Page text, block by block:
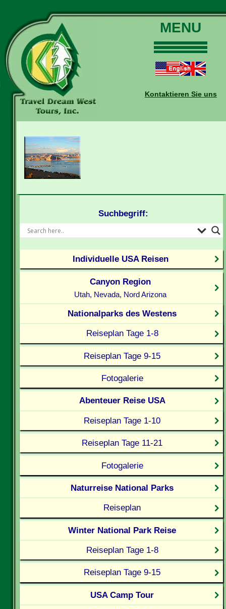
MENU
Touren
Daten und Preise
Buchungen
Kontaktieren Sie uns
Suchbegriff:
Individuelle USA Reisen
Canyon Region
Utah, Nevada, Nord Arizona
Nationalparks des Westens
Reiseplan Tage 1-8
Reiseplan Tage 9-15
Fotogalerie
Abenteuer Reise USA
Reiseplan Tage 1-10
Reiseplan Tage 11-21
Fotogalerie
Naturreise National Parks
Reiseplan
Winter National Park Reise
Reiseplan Tage 1-8
Reiseplan Tage 9-15
USA Camp Tour